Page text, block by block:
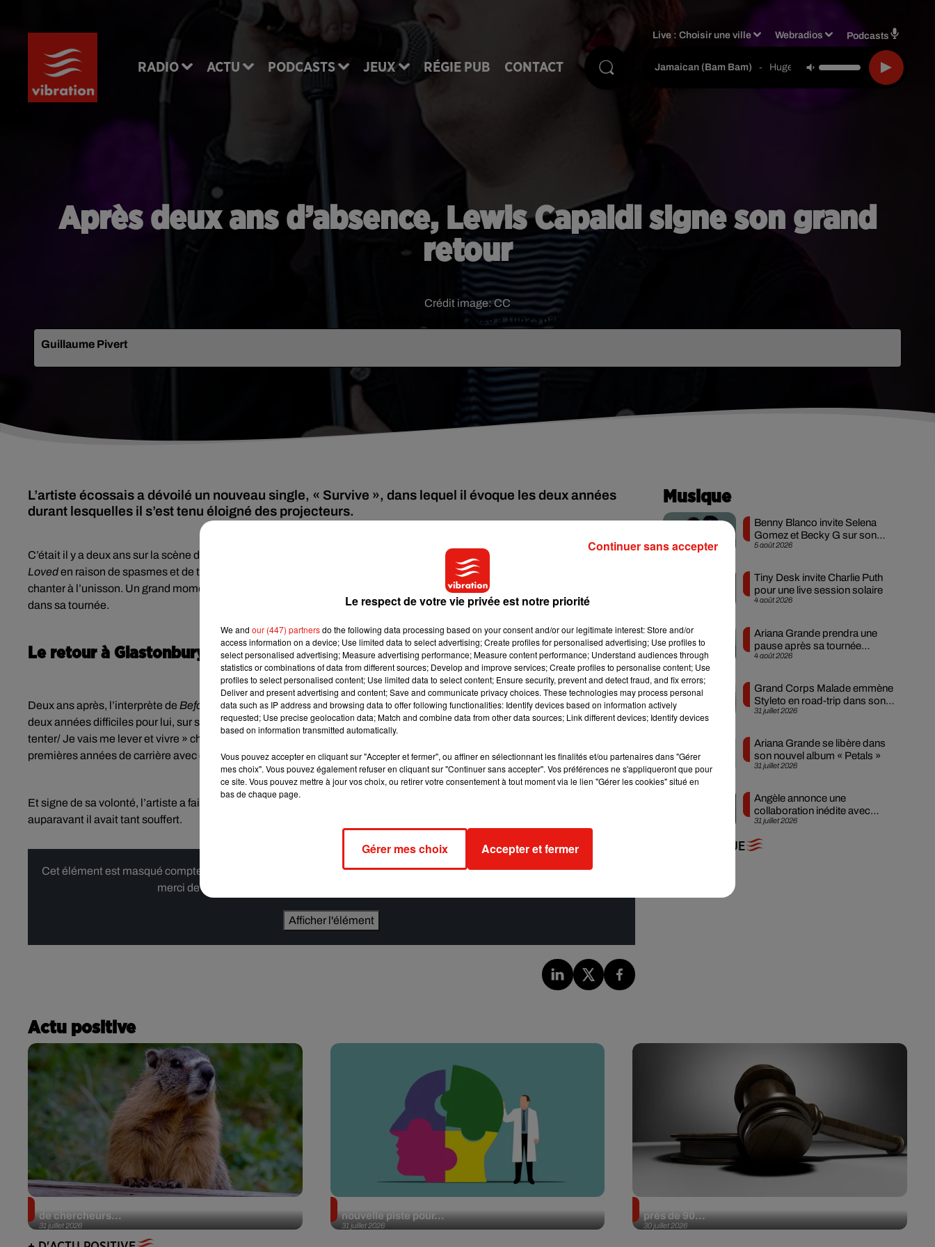
RADIO ACTU PODCASTS JEUX RÉGIE PUB CONTACT
Live :Choisir une ville Webradios Podcasts
Jamaican (bam Bam) - Hugel & Solto (fr)
Après deux ans d’absence, Lewis Capaldi signe son grand
retour
Publié : 1er juillet 2025 à 10h23 par
Guillaume Pivert
Crédit image:CC
L’artiste écossais a dévoilé un nouveau single, « Survive », dans lequel il évoque les deux années
durant lesquelles il s’est tenu éloigné des projecteurs.
C’était il y a deux ans sur la scène du festival de Glastonbury au Royaume-Uni. Empêché de chanter son hit
Loveden raison de spasmes et de tics liés au syndrome Gilles de la Tourette, Lewis Capaldi admirait ses fans et le public
chanter à l’unisson. Un grand moment d’émotion suivi d’une décision difficile : le chanteur avait annoncé faire une pause
dans sa tournée.
Le retour à Glastonbury
Deux ans après, l’interprète de Before You Goest de retour avecSurvive.Dans ce single, l’artiste de 28 ans revient sur ces
deux années difficiles pour lui, sur sa lutte contre le syndrome Gilles de la Tourette. « Je vais survivre/ Je vais me lever et
tenter/ Je vais me lever et vivre » chante-t-il. Dans le clip qui accompagne le morceau, on voit défiler les images de ses
premières années de carrière avec des moments difficiles où il subit la maladie.
Et signe de sa volonté, l’artiste a fait une apparition surprise ce week-end au festival de Glastonbury, là où deux ans
auparavant il avait tant souffert.
Cet élément est masqué compte-tenu du refus du dépôt de cookies que vous avez exprimé. Si vous souhaitez l'afficher,
merci de nous donner votre accord en cliquant sur le bouton ci-dessous.
Afficher l'élément
Musique
5 août 2026
Benny Blanco invite Selena
Gomez et Becky G sur son
nouveau single
4 août 2026
Tiny Desk invite Charlie Puth
pour une live session solaire
4 août 2026
Ariana Grande prendra une
pause après sa tournée
mondiale
31 juillet 2026
Grand Corps Malade emmène
Styleto en road-trip dans son
nouveau clip
31 juillet 2026
Ariana Grande se libère dans
son nouvel album « Petals »
31 juillet 2026
Angèle annonce une
collaboration inédite avec
Amelie Lens
+ DE MUSIQUE
Actu positive
31 juillet 2026
de chercheurs...
31 juillet 2026
nouvelle piste pour...
30 juillet 2026
près de 90...
Le respect de votre vie privée est notre priorité
We and our (447) partnersdo the following data processing based on your consent and/or our legitimate interest: Store and/or
access information on a device; Use limited data to select advertising; Create profiles for personalised advertising; Use profiles to
select personalised advertising; Measure advertising performance; Measure content performance; Understand audiences through
statistics or combinations of data from different sources; Develop and improve services; Create profiles to personalise content; Use
profiles to select personalised content; Use limited data to select content; Ensure security, prevent and detect fraud, and fix errors;
Deliver and present advertising and content; Save and communicate privacy choices. These technologies may process personal
data such as IP address and browsing data to offer following functionalities: Identify devices based on information actively
requested; Use precise geolocation data; Match and combine data from other data sources; Link different devices; Identify devices
based on information transmitted automatically.
Vous pouvez accepter en cliquant sur "Accepter et fermer", ou affiner en sélectionnant les finalités et/ou partenaires dans "Gérer
mes choix". Vous pouvez également refuser en cliquant sur "Continuer sans accepter". Vos préférences ne s'appliqueront que pour
ce site. Vous pouvez mettre à jour vos choix, ou retirer votre consentement à tout moment via le lien "Gérer les cookies" situé en
bas de chaque page.
Gérer mes choix Accepter et fermer
Continuer sans accepter